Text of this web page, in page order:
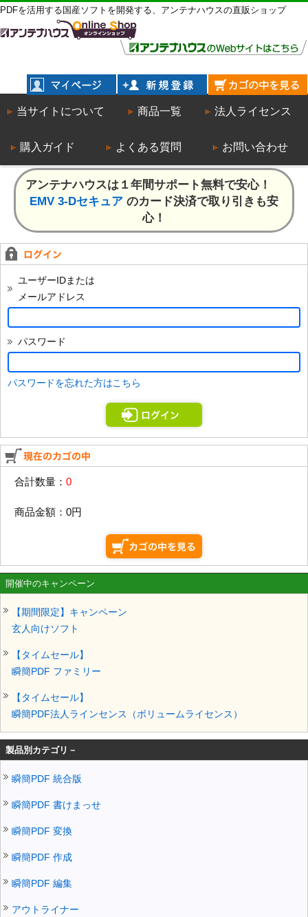
PDFを活用する国産ソフトを開発する、アンテナハウスの直販ショップ
当サイトについて 商品一覧 法人ライセンス
購入ガイド よくある質問 お問い合わせ
アンテナハウスは１年間サポート無料で安心！
EMV 3-Dセキュア のカード決済で取り引きも安
心！
ユーザーIDまたは
メールアドレス
パスワード
パスワードを忘れた方はこちら
合計数量： 0
商品金額： 0円
開催中のキャンペーン
【期間限定】キャンペーン
玄人向けソフト
【タイムセール】
瞬簡PDF ファミリー
【タイムセール】
瞬簡PDF法人ラインセンス（ボリュームライセンス）
製品別カテゴリ－
瞬簡PDF 統合版
瞬簡PDF 書けまっせ
瞬簡PDF 変換
瞬簡PDF 作成
瞬簡PDF 編集
アウトライナー